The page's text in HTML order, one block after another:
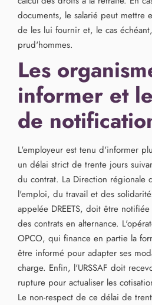
documents, le salarié peut mettre
de les lui fournir et, le cas
prud'hommes.
Les
informer et
de
L'employeur est tenu d'informer
un délai strict de trente jours
du contrat. La Direction régionale
l'emploi, du travail et des
appelée DREETS, doit être
des contrats en alternance.
OPCO, qui finance en partie la
être informé pour adapter ses
charge. Enfin, l'URSSAF doit
rupture pour actualiser les
Le non-respect de ce délai de